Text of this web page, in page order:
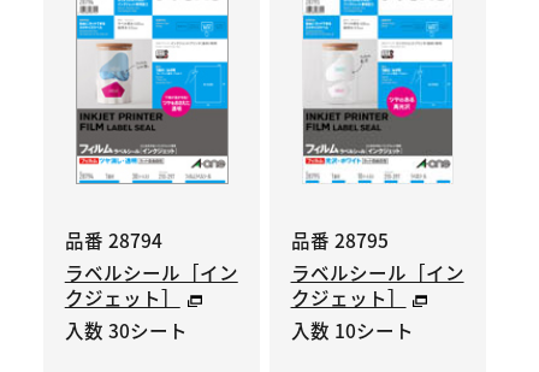
品番 28794
ラベルシール［イン
クジェット］
入数 30シート
品番 28795
ラベルシール［イン
クジェット］
入数 10シート